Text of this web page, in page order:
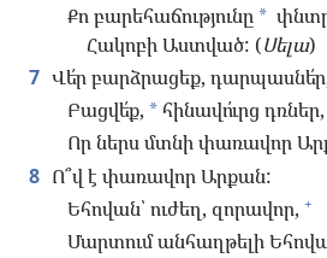
Քո բարեհաճությունը *
Հակոբի Աստված: (Սելա)
7 Վե՛ր բարձրացեք,
Բացվե՛ք, * հինավո՛ւրց դռներ,
Որ ներս մտնի փառավոր
8 Ո՞վ է փառավոր Արքան:
Եհովան՝ ուժեղ, զորավոր, +
Մարտում անհաղթելի